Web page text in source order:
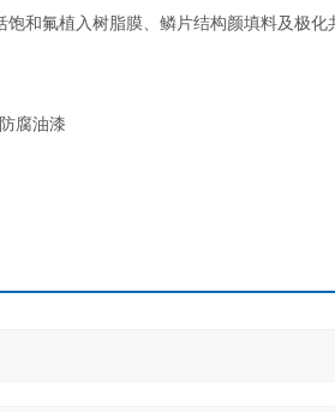
饱和氟植入树脂膜、鳞片结构颜填料及极化